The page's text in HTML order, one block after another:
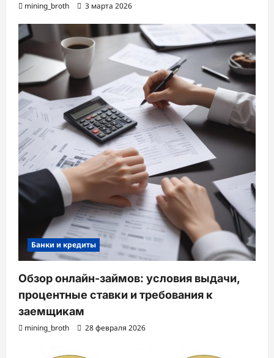
mining_broth 3 марта 2026
Банки и кредиты
Обзор онлайн-займов: условия выдачи,
процентные ставки и требования к
заемщикам
mining_broth 28 февраля 2026